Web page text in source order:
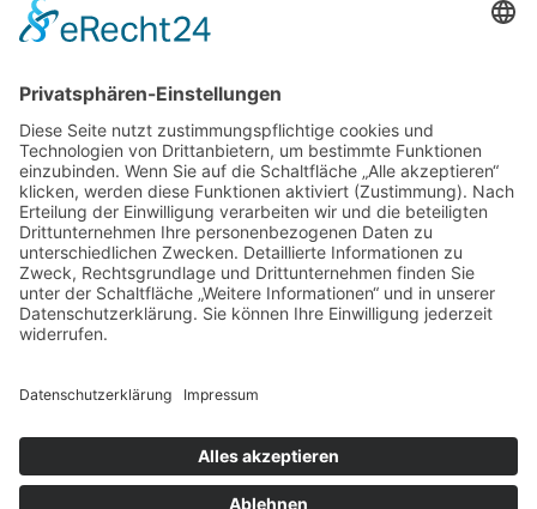
Produktinformation COSMO EP-200.110
HEINZ HELLER GmbH
Alte Waldstraße 15
57482 Wenden-Hünsborn
02762 6083-0
info@heinzheller.de
Kontakt
Impressum
HEINZ HELLER GmbH
auf Social Media